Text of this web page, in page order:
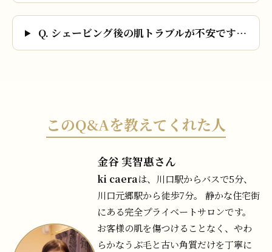
Q. シェービング後の肌トラブルが不安です…
このQ&Aを教えてくれた人
金谷 実智惠さん
ki caeraは、川口駅からバスで5分、
川口元郷駅から徒歩7分。 静かな住宅街
にある完全プライベートサロンです。
お客様の肌を傷つけることなく、やわ
らかなうぶ毛と古い角質だけを丁寧に